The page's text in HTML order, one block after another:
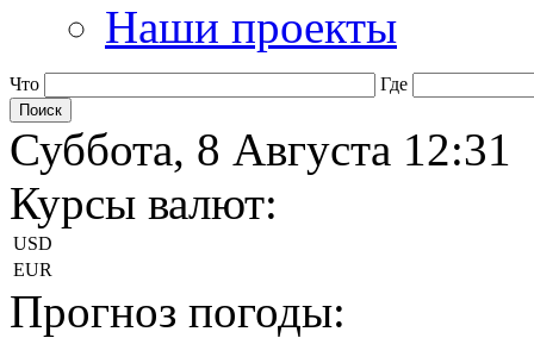
Наши проекты
Что Где
Суббота, 8 Августа 12:31
Курсы валют:
USD
EUR
Прогноз погоды: